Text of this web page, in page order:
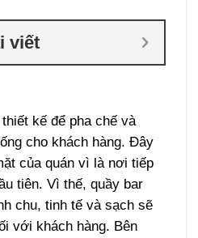
viết
kế để pha chế và
cho khách hàng. Đây
của quán vì là nơi tiếp
tiên. Vì thế, quầy bar
chu, tinh tế và sạch sẽ
với khách hàng. Bên